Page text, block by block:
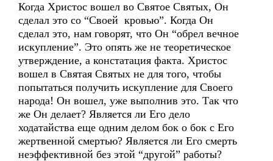
Когда Христос вошел во Святое Святых, Он
сделал это со “Своей кровью”. Когда Он
сделал это, нам говорят, что Он “обрел вечное
искупление”. Это опять же не теоретическое
утверждение, а констатация факта. Христос
вошел в Святая Святых не для того, чтобы
попытаться получить искупление для Своего
народа! Он вошел, уже выполнив это. Так что
же Он делает? Является ли Его дело
ходатайства еще одним делом бок о бок с Его
жертвенной смертью? Является ли Его смерть
неэффективной без этой “другой” работы?